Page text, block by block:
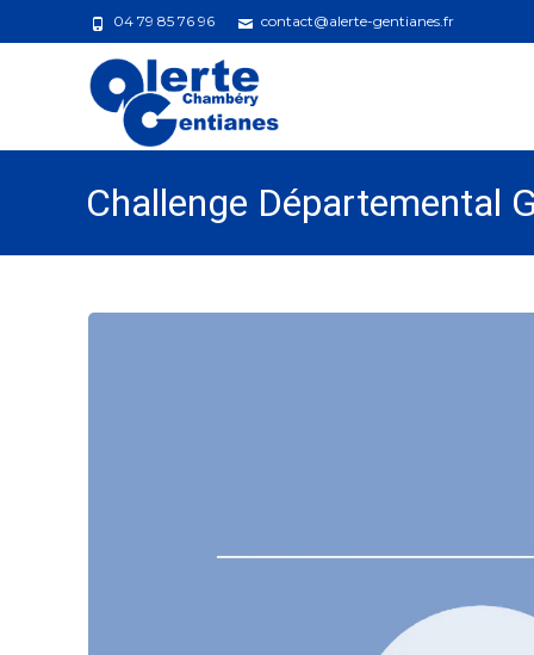
04 79 85 76 96 contact@alerte-gentianes.fr
Challenge Départemental